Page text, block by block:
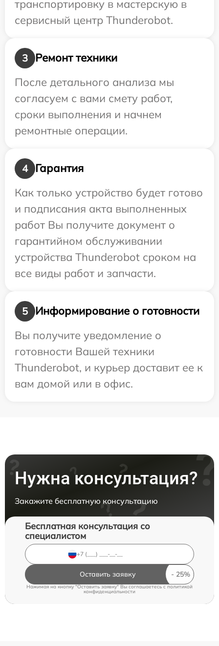
транспортировку в мастерскую в
сервисный центр Thunderobot.
3
Ремонт техники
После детального анализа мы
согласуем с вами смету работ,
сроки выполнения и начнем
ремонтные операции.
4
Гарантия
Как только устройство будет готово
и подписания акта выполненных
работ Вы получите документ о
гарантийном обслуживании
устройства Thunderobot сроком на
все виды работ и запчасти.
5
Информирование о готовности
Вы получите уведомление о
готовности Вашей техники
Thunderobot, и курьер доставит ее к
вам домой или в офис.
Нужна консультация?
Закажите бесплатную консультацию
Бесплатная консультация со
специалистом
Оставить заявку
Нажимая на кнопку "Оставить заявку" Вы соглашаетесь cполитикой
конфиденциальности